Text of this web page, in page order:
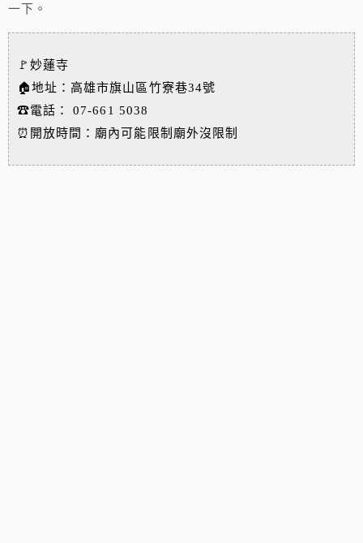
一下。
🚩妙蓮寺
🏠地址：高雄市旗山區竹寮巷34號
☎電話：
07-661 5038
⏰開放時間：廟內可能限制廟外沒限制